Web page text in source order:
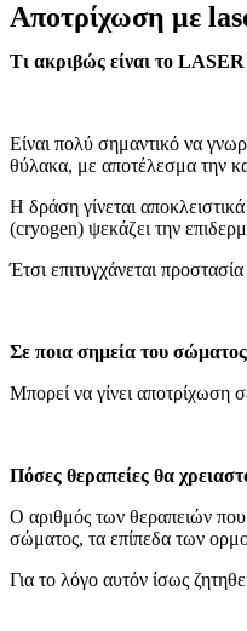
Αποτρίχωση με
Τι ακριβώς είναι το
Είναι πολύ σημαντικό να
θύλακα, με αποτέλεσμα την
Η δράση γίνεται
(cryogen) ψεκάζει την
Έτσι επιτυγχάνεται
Σε ποια σημεία του σώματος
Μπορεί να γίνει αποτρίχωση
Πόσες θεραπείες θα
Ο αριθμός των θεραπειών που
σώματος, τα επίπεδα των
Για το λόγο αυτόν ίσως